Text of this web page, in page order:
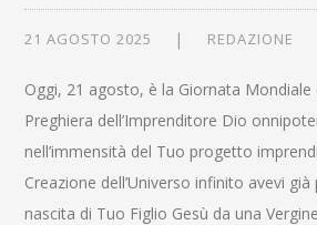
21 AGOSTO 2025 REDAZIONE
Oggi, 21 agosto, è la Giornata Mondiale
Preghiera dell’Imprenditore Dio
nell’immensità del Tuo progetto
Creazione dell’Universo infinito avevi
nascita di Tuo Figlio Gesù da una